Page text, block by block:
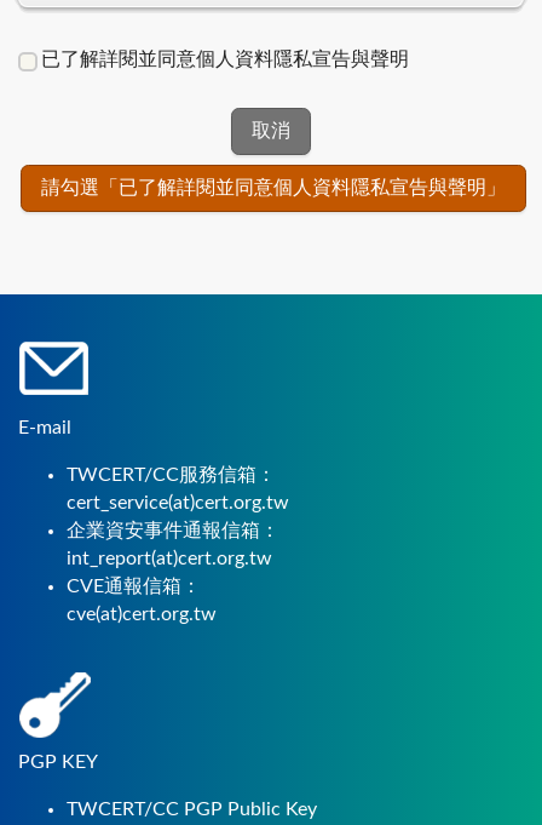
已了解詳閱並同意個人資料隱私宣告與聲明
E-mail
TWCERT/CC服務信箱：
cert_service(at)cert.org.tw
企業資安事件通報信箱：
int_report(at)cert.org.tw
CVE通報信箱：
cve(at)cert.org.tw
PGP KEY
TWCERT/CC PGP Public Key